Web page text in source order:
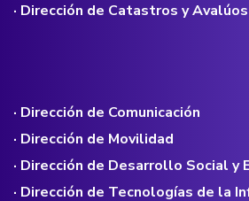
· Dirección de Catastros y Avalúos
· Dirección de Comunicación
· Dirección de Movilidad
· Dirección de Desarrollo Social y
· Dirección de Tecnologías de la